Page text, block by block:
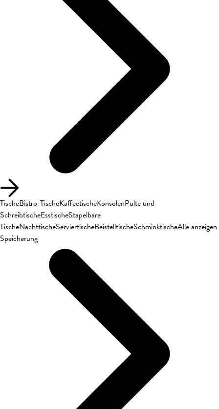
TischeBistro-TischeKaffeetischeKonsolenPulte und
SchreibtischeEsstischeStapelbare
TischeNachttischeServiertischeBeistelltischeSchminktischeAlle anzeigen
Speicherung